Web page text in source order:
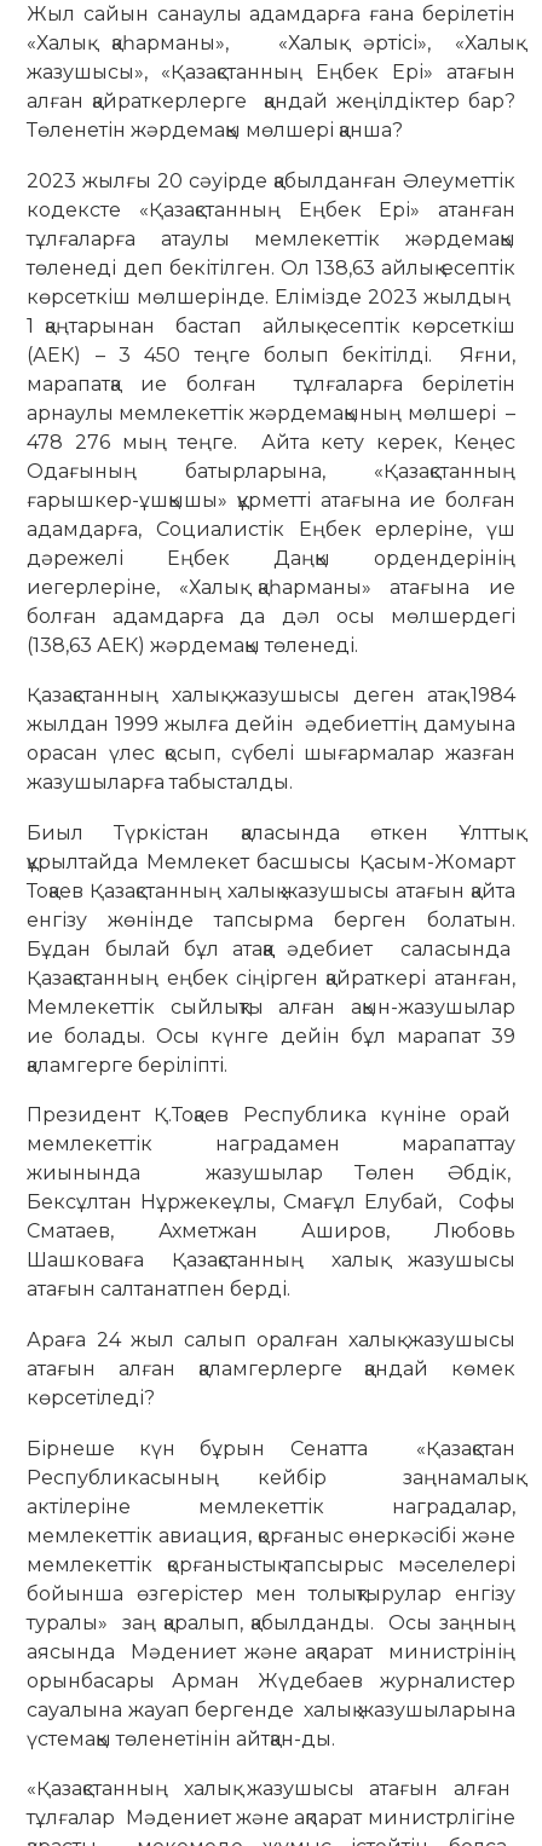
Жыл сайын санаулы адамдарға ғана берілетін
«Халық қаһарманы», «Халық әртісі», «Халық
жазушысы», «Қазақстанның Еңбек Ері» атағын
алған қайраткерлерге қандай жеңілдіктер бар?
Төленетін жәрдемақы мөлшері қанша?
2023 жылғы 20 сәуірде қабылданған Әлеуметтік
кодексте «Қазақстанның Еңбек Ері» атанған
тұлғаларға атаулы мемлекеттік жәрдемақы
төленеді деп бекітілген. Ол 138,63 айлық есептік
көрсеткіш мөлшерінде. Елімізде 2023 жылдың
1 қаңтарынан бастап айлық есептік көрсеткіш
(АЕК) – 3 450 теңге болып бекітілді. Яғни,
марапатқа ие болған тұлғаларға берілетін
арнаулы мемлекеттік жәрдемақының мөлшері –
478 276 мың теңге. Айта кету керек, Кеңес
Одағының батырларына, «Қазақстанның
ғарышкер-ұшқышы» құрметті атағына ие болған
адамдарға, Социалистік Еңбек ерлеріне, үш
дәрежелі Еңбек Даңқы ордендерінің
иегерлеріне, «Халық қаһарманы» атағына ие
болған адамдарға да дәл осы мөлшердегі
(138,63 АЕК) жәрдемақы төленеді.
Қазақстанның халық жазушысы деген атақ 1984
жылдан 1999 жылға дейін әдебиеттің дамуына
орасан үлес қосып, сүбелі шығармалар жазған
жазушыларға табысталды.
Биыл Түркістан қаласында өткен Ұлттық
құрылтайда Мемлекет басшысы Қасым-Жомарт
Тоқаев Қазақстанның халық жазушысы атағын қайта
енгізу жөнінде тапсырма берген болатын.
Бұдан былай бұл атаққа әдебиет саласында
Қазақстанның еңбек сіңірген қайраткері атанған,
Мемлекеттік сыйлықты алған ақын-жазушылар
ие болады. Осы күнге дейін бұл марапат 39
қаламгерге беріліпті.
Президент Қ.Тоқаев Республика күніне орай
мемлекеттік наградамен марапаттау
жиынында жазушылар Төлен Әбдік,
Бексұлтан Нұржекеұлы, Смағұл Елубай, Софы
Сматаев, Ахметжан Аширов, Любовь
Шашковаға Қазақстанның халық жазушысы
атағын салтанатпен берді.
Араға 24 жыл салып оралған халық жазушысы
атағын алған қаламгерлерге қандай көмек
көрсетіледі?
Бірнеше күн бұрын Сенатта «Қазақстан
Республикасының кейбір заңнамалық
актілеріне мемлекеттік наградалар,
мемлекеттік авиация, қорғаныс өнеркәсібі және
мемлекеттік қорғаныстық тапсырыс мәселелері
бойынша өзгерістер мен толықтырулар енгізу
туралы» заң қаралып, қабылданды. Осы заңның
аясында Мәдениет және ақпарат министрінің
орынбасары Арман Жүдебаев журналистер
сауалына жауап бергенде халық жазушыларына
үстемақы төленетінін айтқан-ды.
«Қазақстанның халық жазушысы атағын алған
тұлғалар Мәдениет және ақпарат министрлігіне